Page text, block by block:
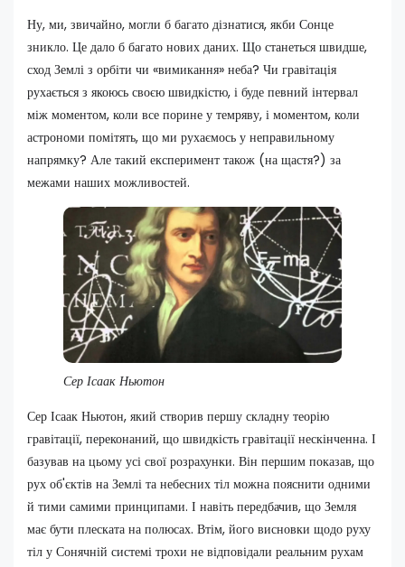
Ну, ми, звичайно, могли б багато дізнатися, якби Сонце
зникло. Це дало б багато нових даних. Що станеться швидше,
сход Землі з орбіти чи «вимикання» неба? Чи гравітація
рухається з якоюсь своєю швидкістю, і буде певний інтервал
між моментом, коли все порине у темряву, і моментом, коли
астрономи помітять, що ми рухаємось у неправильному
напрямку? Але такий експеримент також (на щастя?) за
межами наших можливостей.
Сер Ісаак Ньютон
Сер Ісаак Ньютон, який створив першу складну теорію
гравітації, переконаний, що швидкість гравітації нескінченна. І
базував на цьому усі свої розрахунки. Він першим показав, що
рух об'єктів на Землі та небесних тіл можна пояснити одними
й тими самими принципами. І навіть передбачив, що Земля
має бути плеската на полюсах. Втім, його висновки щодо руху
тіл у Сонячній системі трохи не відповідали реальним рухам